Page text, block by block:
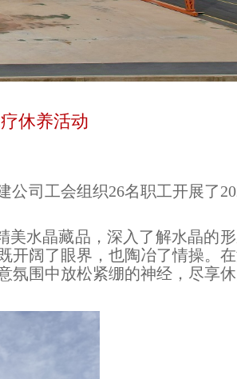
休养活动
公司工会组织26名职工开展了
美水晶藏品，深入了解水晶的
开阔了眼界，也陶冶了情操。
氛围中放松紧绷的神经，尽享